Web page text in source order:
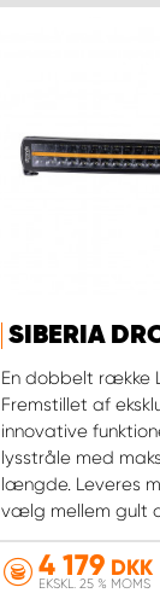
SIBERIA
En dobbelt række
Fremstillet af
innovative
lysstråle med
længde. Leveres
vælg mellem gult
4 179 DKK
EKSKL. 25 % MOMS